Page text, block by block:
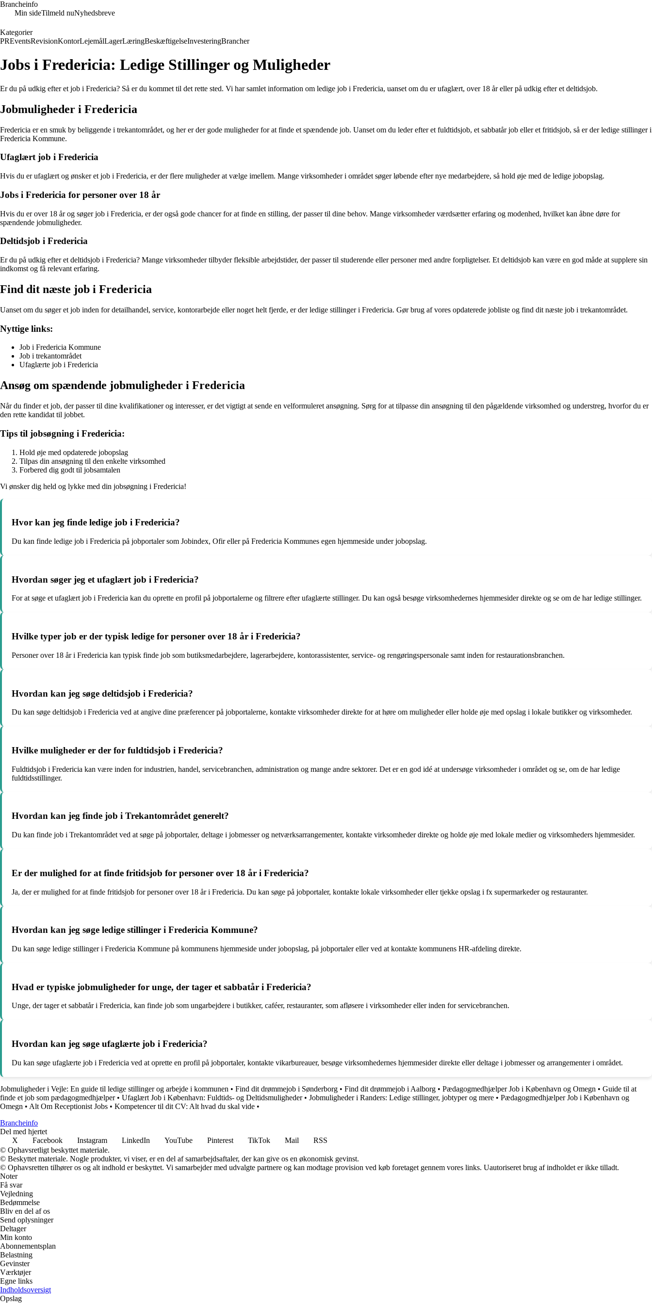
Brancheinfo
Min sideTilmeld nuNyhedsbreve
Kategorier
PREventsRevisionKontorLejemålLagerLæringBeskæftigelseInvesteringBrancher
Jobs i Fredericia: Ledige Stillinger og Muligheder
Er du på udkig efter et job i Fredericia? Så er du kommet til det rette sted. Vi har samlet information om ledige job i Fredericia, uanset om du er ufaglært, over 18 år eller på udkig efter et deltidsjob.
Jobmuligheder i Fredericia
Fredericia er en smuk by beliggende i trekantområdet, og her er der gode muligheder for at finde et spændende job. Uanset om du leder efter et fuldtidsjob, et sabbatår job eller et fritidsjob, så er der ledige stillinger i
Fredericia Kommune.
Ufaglært job i Fredericia
Hvis du er ufaglært og ønsker et job i Fredericia, er der flere muligheder at vælge imellem. Mange virksomheder i området søger løbende efter nye medarbejdere, så hold øje med de ledige jobopslag.
Jobs i Fredericia for personer over 18 år
Hvis du er over 18 år og søger job i Fredericia, er der også gode chancer for at finde en stilling, der passer til dine behov. Mange virksomheder værdsætter erfaring og modenhed, hvilket kan åbne døre for
spændende jobmuligheder.
Deltidsjob i Fredericia
Er du på udkig efter et deltidsjob i Fredericia? Mange virksomheder tilbyder fleksible arbejdstider, der passer til studerende eller personer med andre forpligtelser. Et deltidsjob kan være en god måde at supplere sin
indkomst og få relevant erfaring.
Find dit næste job i Fredericia
Uanset om du søger et job inden for detailhandel, service, kontorarbejde eller noget helt fjerde, er der ledige stillinger i Fredericia. Gør brug af vores opdaterede jobliste og find dit næste job i trekantområdet.
Nyttige links:
Job i Fredericia Kommune
Job i trekantområdet
Ufaglærte job i Fredericia
Ansøg om spændende jobmuligheder i Fredericia
Når du finder et job, der passer til dine kvalifikationer og interesser, er det vigtigt at sende en velformuleret ansøgning. Sørg for at tilpasse din ansøgning til den pågældende virksomhed og understreg, hvorfor du er
den rette kandidat til jobbet.
Tips til jobsøgning i Fredericia:
Hold øje med opdaterede jobopslag
Tilpas din ansøgning til den enkelte virksomhed
Forbered dig godt til jobsamtalen
Vi ønsker dig held og lykke med din jobsøgning i Fredericia!
Hvor kan jeg finde ledige job i Fredericia?
Du kan finde ledige job i Fredericia på jobportaler som Jobindex, Ofir eller på Fredericia Kommunes egen hjemmeside under jobopslag.
Hvordan søger jeg et ufaglært job i Fredericia?
For at søge et ufaglært job i Fredericia kan du oprette en profil på jobportalerne og filtrere efter ufaglærte stillinger. Du kan også besøge virksomhedernes hjemmesider direkte og se om de har ledige stillinger.
Hvilke typer job er der typisk ledige for personer over 18 år i Fredericia?
Personer over 18 år i Fredericia kan typisk finde job som butiksmedarbejdere, lagerarbejdere, kontorassistenter, service- og rengøringspersonale samt inden for restaurationsbranchen.
Hvordan kan jeg søge deltidsjob i Fredericia?
Du kan søge deltidsjob i Fredericia ved at angive dine præferencer på jobportalerne, kontakte virksomheder direkte for at høre om muligheder eller holde øje med opslag i lokale butikker og virksomheder.
Hvilke muligheder er der for fuldtidsjob i Fredericia?
Fuldtidsjob i Fredericia kan være inden for industrien, handel, servicebranchen, administration og mange andre sektorer. Det er en god idé at undersøge virksomheder i området og se, om de har ledige
fuldtidsstillinger.
Hvordan kan jeg finde job i Trekantområdet generelt?
Du kan finde job i Trekantområdet ved at søge på jobportaler, deltage i jobmesser og netværksarrangementer, kontakte virksomheder direkte og holde øje med lokale medier og virksomheders hjemmesider.
Er der mulighed for at finde fritidsjob for personer over 18 år i Fredericia?
Ja, der er mulighed for at finde fritidsjob for personer over 18 år i Fredericia. Du kan søge på jobportaler, kontakte lokale virksomheder eller tjekke opslag i fx supermarkeder og restauranter.
Hvordan kan jeg søge ledige stillinger i Fredericia Kommune?
Du kan søge ledige stillinger i Fredericia Kommune på kommunens hjemmeside under jobopslag, på jobportaler eller ved at kontakte kommunens HR-afdeling direkte.
Hvad er typiske jobmuligheder for unge, der tager et sabbatår i Fredericia?
Unge, der tager et sabbatår i Fredericia, kan finde job som ungarbejdere i butikker, caféer, restauranter, som afløsere i virksomheder eller inden for servicebranchen.
Hvordan kan jeg søge ufaglærte job i Fredericia?
Du kan søge ufaglærte job i Fredericia ved at oprette en profil på jobportaler, kontakte vikarbureauer, besøge virksomhedernes hjemmesider direkte eller deltage i jobmesser og arrangementer i området.
Jobmuligheder i Vejle: En guide til ledige stillinger og arbejde i kommunen • Find dit drømmejob i Sønderborg • Find dit drømmejob i Aalborg • Pædagogmedhjælper Job i København og Omegn • Guide til at
finde et job som pædagogmedhjælper• Ufaglært Job i København: Fuldtids- og Deltidsmuligheder• Jobmuligheder i Randers: Ledige stillinger, jobtyper og mere • Pædagogmedhjælper Job i København og
Omegn • Alt Om Receptionist Jobs • Kompetencer til dit CV: Alt hvad du skal vide •
Brancheinfo
Del med hjertet
X
Facebook Instagram LinkedIn YouTube Pinterest TikTok Mail
RSS
© Ophavsretligt beskyttet materiale.
© Beskyttet materiale. Nogle produkter, vi viser, er en del af samarbejdsaftaler, der kan give os en økonomisk gevinst.
© Ophavsretten tilhører os og alt indhold er beskyttet. Vi samarbejder med udvalgte partnere og kan modtage provision ved køb foretaget gennem vores links. Uautoriseret brug af indholdet er ikke tilladt.
Noter
Få svar
Vejledning
Bedømmelse
Bliv en del af os
Send oplysninger
Deltager
Min konto
Abonnementsplan
Belastning
Gevinster
Værktøjer
Egne links
Indholdsoversigt
Opslag